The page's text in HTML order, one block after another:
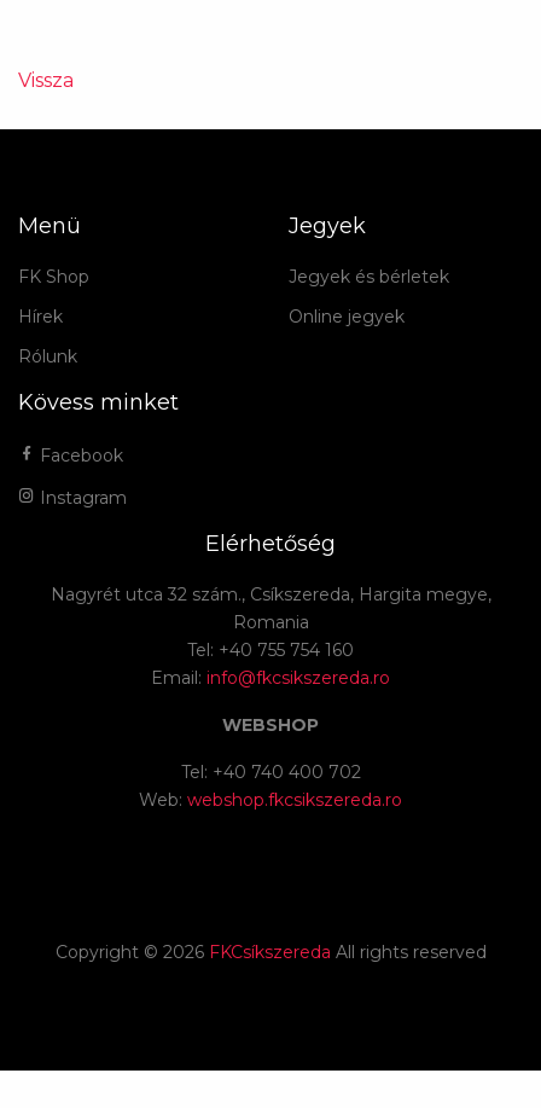
Vissza
Menü
FK Shop
Hírek
Rólunk
Jegyek
Jegyek és bérletek
Online jegyek
Kövess minket
Facebook
Instagram
Elérhetőség
Nagyrét utca 32 szám., Csíkszereda, Hargita megye,
Romania
Tel: +40 755 754 160
Email: info@fkcsikszereda.ro
WEBSHOP
Tel: +40 740 400 702
Web: webshop.fkcsikszereda.ro
Copyright © 2026 FKCsíkszereda All rights reserved